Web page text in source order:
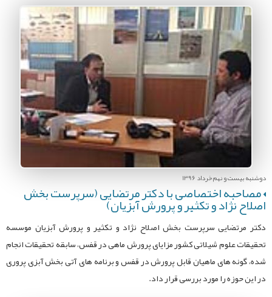
دوشنبه بیست و نهم خرداد 1396
مصاحبه اختصاصی با دکتر مرتضایی (سرپرست بخش
اصلاح نژاد و تکثیر و پرورش آبزیان)
دکتر مرتضایی سرپرست بخش اصلاح نژاد و تکثیر و پرورش آبزیان موسسه
تحقیقات علوم شیلاتی کشور مزایای پرورش ماهی در قفس، سابقه تحقیقات انجام
شده، گونه های ماهیان قابل پرورش در قفس و برنامه های آتی بخش آبزی پروری
در این حوزه را مورد بررسی قرار داد.